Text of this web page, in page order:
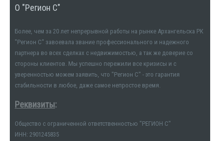
О "Регион С"
Более, чем за 20 лет непрерывной работы на рынке Архангельска РК
"Регион С" завоевала звание профессионального и надежного
партнера во всех сделках с недвижимостью, а так же доверие со
стороны клиентов. Мы успешно пережили все кризисы и с
уверенностью можем заявить, что "Регион С" - это гарантия
стабильности в любое, даже самое непростое время.
Реквизиты:
Общество с ограниченной ответственностью "РЕГИОН С"
ИНН: 2901245835